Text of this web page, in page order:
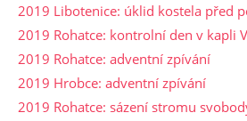
2019 Libotenice: úklid kostela před
2019 Rohatce: kontrolní den v kapli
2019 Rohatce: adventní zpívání
2019 Hrobce: adventní zpívání
2019 Rohatce: sázení stromu